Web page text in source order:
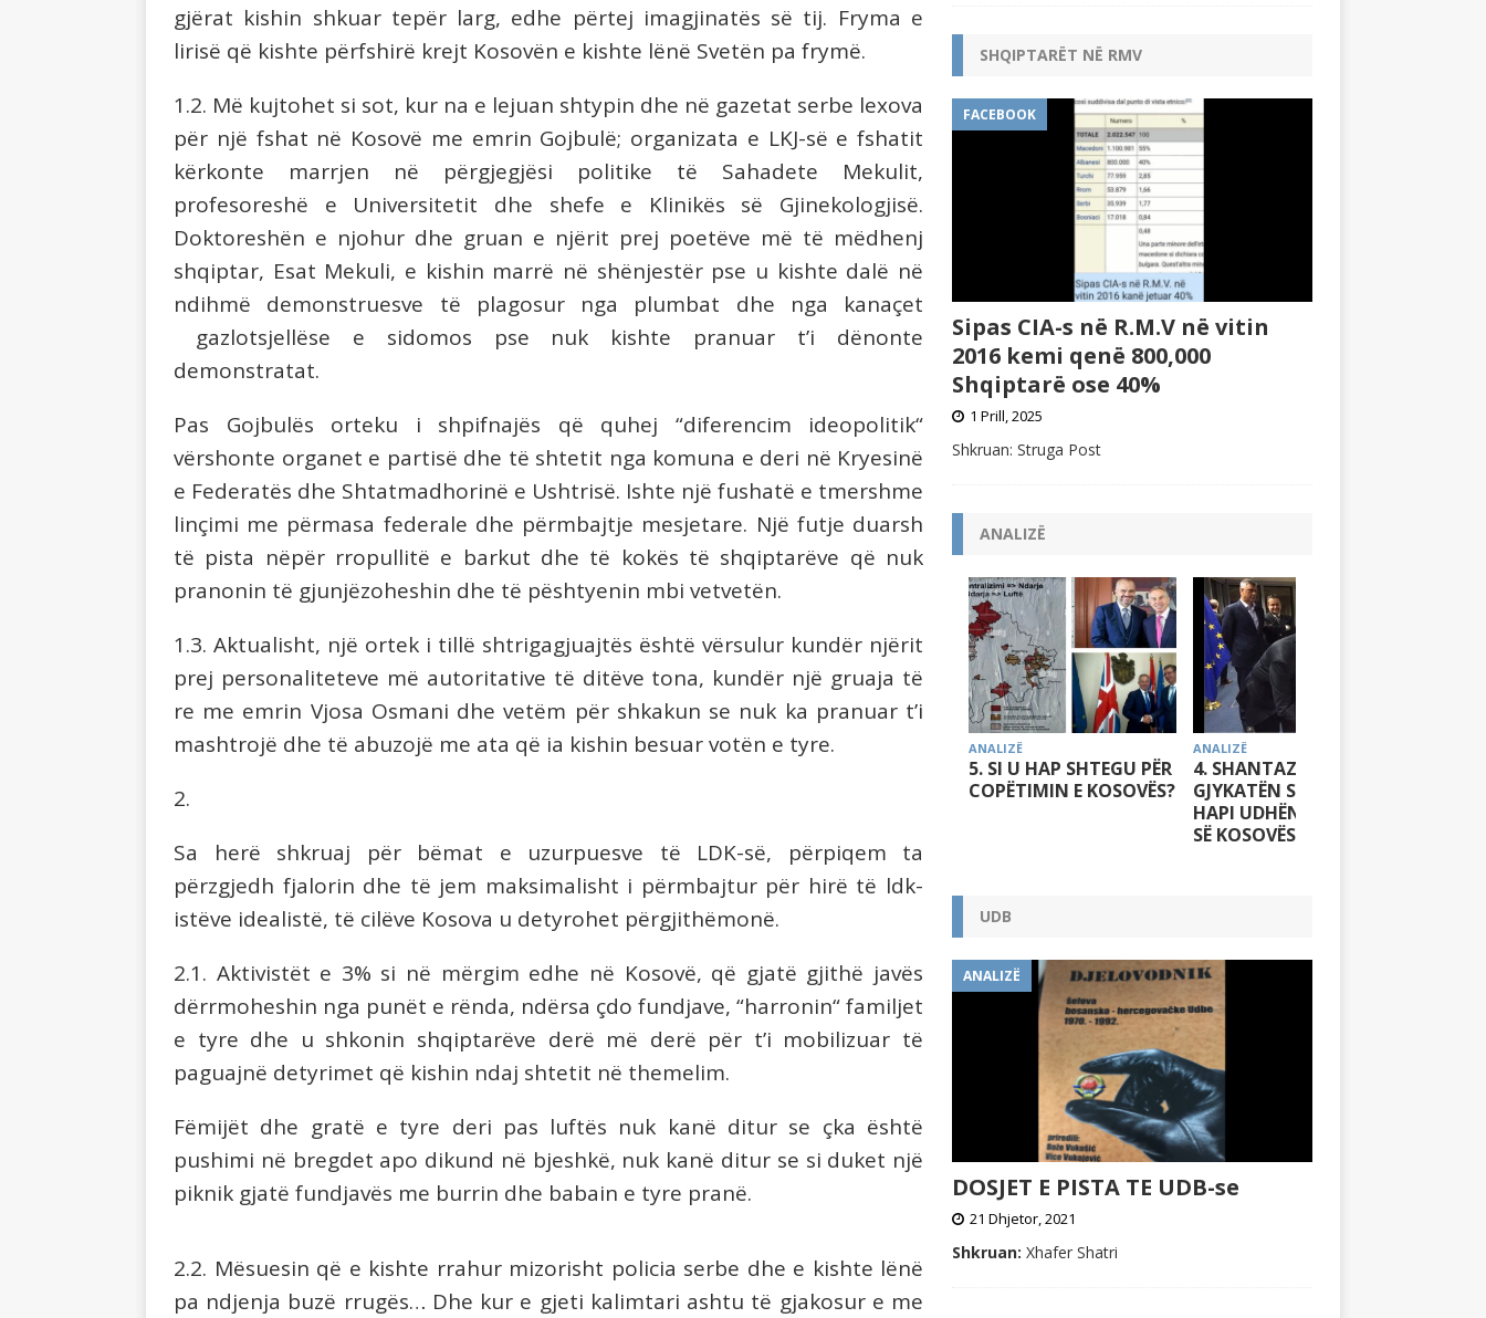
gjërat kishin shkuar tepër larg, edhe përtej imagjinatës së tij. Fryma e
lirisë që kishte përfshirë krejt Kosovën e kishte lënë Svetën pa frymë.
1.2. Më kujtohet si sot, kur na e lejuan shtypin dhe në gazetat serbe lexova
për një fshat në Kosovë me emrin Gojbulë; organizata e LKJ-së e fshatit
kërkonte marrjen në përgjegjësi politike të Sahadete Mekulit,
profesoreshë e Universitetit dhe shefe e Klinikës së Gjinekologjisë.
Doktoreshën e njohur dhe gruan e njërit prej poetëve më të mëdhenj
shqiptar, Esat Mekuli, e kishin marrë në shënjestër pse u kishte dalë në
ndihmë demonstruesve të plagosur nga plumbat dhe nga kanaçet
gazlotsjellëse e sidomos pse nuk kishte pranuar t’i dënonte
demonstratat.
Pas Gojbulës orteku i shpifnajës që quhej “diferencim
ideopolitik“
vërshonte organet e partisë dhe të shtetit nga komuna e deri në Kryesinë
e Federatës dhe Shtatmadhorinë e Ushtrisë. Ishte një fushatë e tmershme
linçimi me përmasa federale dhe përmbajtje mesjetare. Një futje duarsh
të pista nëpër rropullitë e barkut dhe të kokës të shqiptarëve që nuk
pranonin të gjunjëzoheshin dhe të pështyenin mbi vetvetën.
1.3. Aktualisht, një ortek i tillë shtrigagjuajtës është vërsulur kundër njërit
prej personaliteteve më autoritative të ditëve tona, kundër një gruaja të
re me emrin Vjosa Osmani dhe vetëm për shkakun se nuk ka pranuar t’i
mashtrojë dhe të abuzojë me ata që ia kishin besuar votën e tyre.
2.
Sa herë shkruaj për bëmat e uzurpuesve të LDK-së, përpiqem ta
përzgjedh fjalorin dhe të jem maksimalisht i përmbajtur për hirë të ldk-
istëve idealistë, të cilëve Kosova u detyrohet përgjithëmonë.
2.1. Aktivistët e 3% si në mërgim edhe në Kosovë, që gjatë gjithë javës
dërrmoheshin nga punët e rënda, ndërsa çdo fundjave, “harronin“ familjet
e tyre dhe u shkonin shqiptarëve derë më derë për t’i mobilizuar të
paguajnë detyrimet që kishin ndaj shtetit në themelim.
Fëmijët dhe gratë e tyre deri pas luftës nuk kanë ditur se çka është
pushimi në bregdet apo dikund në bjeshkë, nuk kanë ditur se si duket një
piknik gjatë fundjavës me burrin dhe babain e tyre pranë.
2.2. Mësuesin që e kishte rrahur mizorisht policia serbe dhe e kishte lënë
pa ndjenja buzë rrugës… Dhe kur e gjeti kalimtari ashtu të gjakosur e me
SHQIPTARËT NË RMV
FACEBOOK
Sipas CIA-s në R.M.V në vitin
2016 kemi qenë 800,000
Shqiptarë ose 40%
1 Prill, 2025
Shkruan: Struga Post
ANALIZË
ANALIZË
5. SI U HAP SHTEGU PËR
COPËTIMIN E KOSOVËS?
ANALIZË
4. SHANTAZHI ME
GJYKATËN SPECIALE IA
HAPI UDHËN NDARJES
SË KOSOVËS
UDB
ANALIZË
DOSJET E PISTA TE UDB-se
21 Dhjetor, 2021
Shkruan: Xhafer Shatri